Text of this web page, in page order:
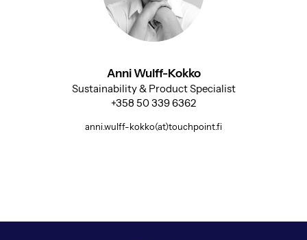
Anni Wulff-Kokko
Sustainability & Product Specialist
+358 50 339 6362
anni.wulff-kokko(at)touchpoint.fi